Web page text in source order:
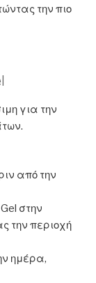
την πιο
για την
από την
στην
την περιοχή
ημέρα,